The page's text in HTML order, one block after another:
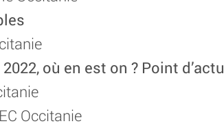
où en est on ? Point d’actu
Occitanie